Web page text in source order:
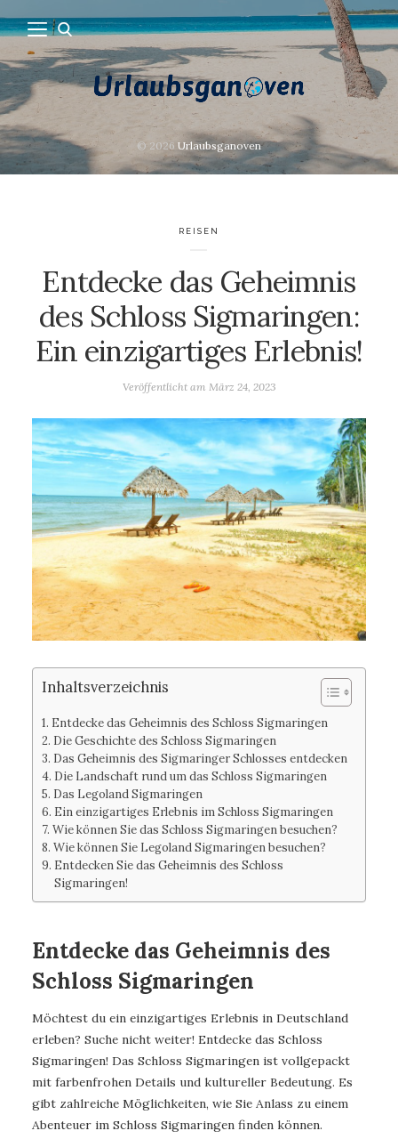
© 2026 Urlaubsganoven
REISEN
Entdecke das Geheimnis
des Schloss Sigmaringen:
Ein einzigartiges Erlebnis!
Veröffentlicht am März 24, 2023
Inhaltsverzeichnis
Entdecke das Geheimnis des Schloss Sigmaringen
Die Geschichte des Schloss Sigmaringen
Das Geheimnis des Sigmaringer Schlosses entdecken
Die Landschaft rund um das Schloss Sigmaringen
Das Legoland Sigmaringen
Ein einzigartiges Erlebnis im Schloss Sigmaringen
Wie können Sie das Schloss Sigmaringen besuchen?
Wie können Sie Legoland Sigmaringen besuchen?
Entdecken Sie das Geheimnis des Schloss
Sigmaringen!
Entdecke das Geheimnis des
Schloss Sigmaringen
Möchtest du ein einzigartiges Erlebnis in Deutschland
erleben? Suche nicht weiter! Entdecke das Schloss
Sigmaringen! Das Schloss Sigmaringen ist vollgepackt
mit farbenfrohen Details und kultureller Bedeutung. Es
gibt zahlreiche Möglichkeiten, wie Sie Anlass zu einem
Abenteuer im Schloss Sigmaringen finden können.